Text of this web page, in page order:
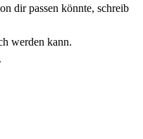
dir passen könnte, schreib
werden kann.